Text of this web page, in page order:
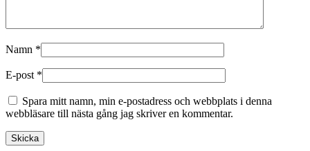
Namn *
E-post *
Spara mitt namn, min e-postadress och webbplats i denna
webbläsare till nästa gång jag skriver en kommentar.